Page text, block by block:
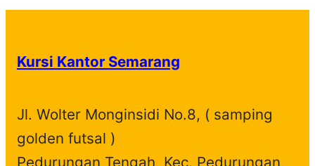
Kursi Kantor Semarang
Jl. Wolter Monginsidi No.8, ( samping
golden futsal )
Pedurungan Tengah, Kec. Pedurungan,